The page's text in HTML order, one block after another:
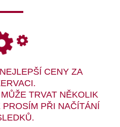
CENY ZA
TRVAT NĚKOLIK
PŘI NAČÍTÁNÍ